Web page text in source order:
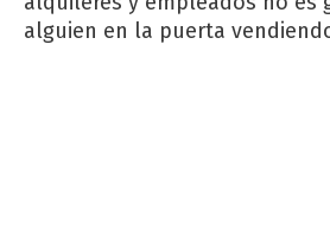
alguien en la puerta